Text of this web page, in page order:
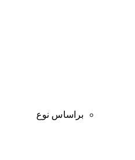
براساس نوع